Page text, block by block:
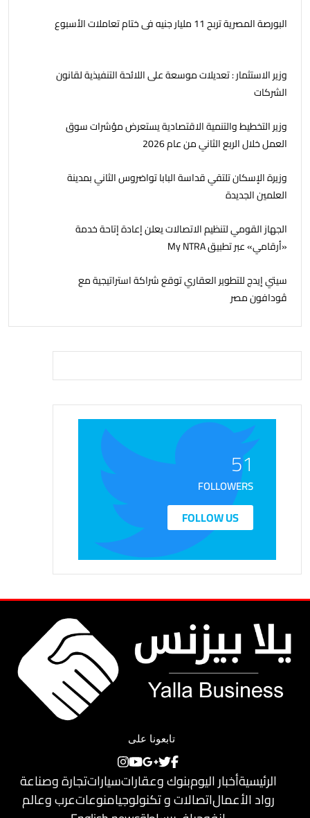
البورصة المصرية تربح 11 مليار جنيه فى ختام تعاملات الأسبوع
وزير الاستثمار : تعديلات موسعة على اللائحة التنفيذية لقانون
الشركات
وزير التخطيط والتنمية الاقتصادية يستعرض مؤشرات سوق
العمل خلال الربع الثاني من عام 2026
وزيرة الإسكان تلتقي قداسة البابا تواضروس الثاني بمدينة
العلمين الجديدة
الجهاز القومي لتنظيم الاتصالات يعلن إعادة إتاحة خدمة
«أرقامي» عبر تطبيق My NTRA
سيتي إيدج للتطوير العقاري توقع شراكة استراتيجية مع
ڤودافون مصر
51
FOLLOWERS
FOLLOW US
تابعونا على
الرئيسيةأخبار اليومبنوك وعقاراتسياراتتجارة وصناعة
رواد الأعمالاتصالات و تكنولوجيامنوعاتعرب وعالم